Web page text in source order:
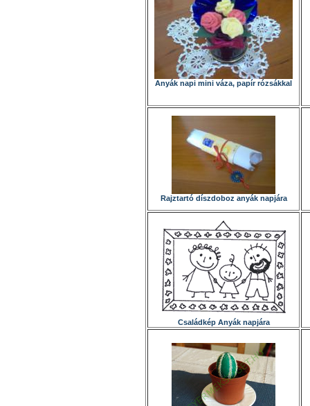
Anyák napi mini váza, papír rózsákkal
Rajztartó díszdoboz anyák napjára
Családkép Anyák napjára